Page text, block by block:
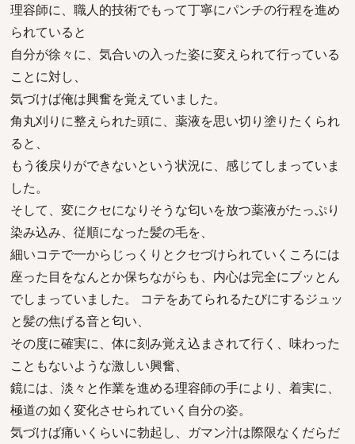
理容師に、職人的技術でもって丁寧にパンチの行程を進め
られていると
自分が徐々に、気合いの入った姿に変えられて行っている
ことに対し、
気づけば俺は興奮を覚えていました。
角丸刈りに整えられた頭に、薬液を思い切り塗りたくられ
ると、
もう後戻りができないという状況に、感じてしまっていま
した。
そして、変にクセになりそうな匂いを放つ薬液がたっぷり
染み込み、従順になった髪の毛を、
細いコテで一からじっくりとクセづけられていくころには
座った目をなんとか保ちながらも、内心は完全にブッとん
でしまっていました。 コテをあてられるたびにするジュッ
と髪の焦げる音と匂い、
その度に確実に、体に刻み覚え込まされて行く、味わった
こともないような激しい興奮、
鏡には、淡々と作業を進める理容師の手により、着実に、
極道の如く変化させられていく自分の姿。
気づけば痛いくらいに勃起し、ガマン汁は際限なくだらだ